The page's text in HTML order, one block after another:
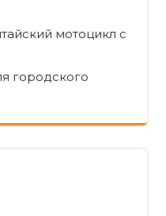
мотоцикл с
городского